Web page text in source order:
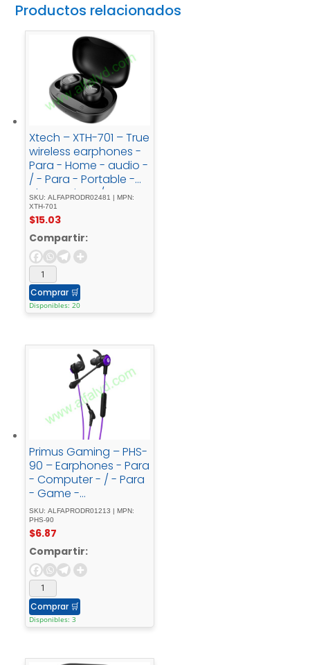
Productos relacionados
Xtech – XTH-701 – True
wireless earphones -
Para - Home - audio -
/ - Para - Portable -
electronics - / - Para -
Tablet - / - Para -
Cellular -
phoneWirelessXound
- W/Charging - Case
SKU: ALFAPRODR02481 | MPN:
XTH-701
$15.03
Compartir:
Comprar 🛒
Disponibles: 20
Primus Gaming – PHS-
90 – Earphones - Para
- Computer - / - Para
- Game -
consoleWired3.5mm -
w/Mic - ARCUS90T
SKU: ALFAPRODR01213 | MPN:
PHS-90
$6.87
Compartir:
Comprar 🛒
Disponibles: 3